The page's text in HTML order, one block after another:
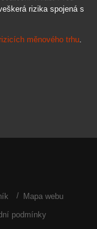
rizika spojená s
měnového trhu.
Mapa webu
podmínky